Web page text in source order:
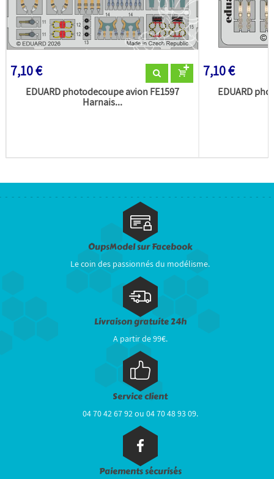
7,10 €
EDUARD photodecoupe avion FE1597
Harnais...
7,10 €
EDUARD
OupsModel sur Facebook
Le coin des passionnés du modélisme.
Livraison gratuite 24h
A partir de 99€.
Service client
04 70 42 67 92 ou 04 70 48 93 09.
Paiements sécurisés